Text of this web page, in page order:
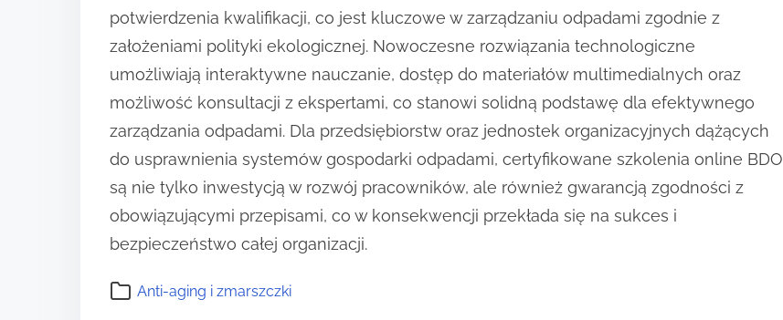
potwierdzenia kwalifikacji, co jest kluczowe w zarządzaniu odpadami zgodnie z
założeniami polityki ekologicznej. Nowoczesne rozwiązania technologiczne
umożliwiają interaktywne nauczanie, dostęp do materiałów multimedialnych oraz
możliwość konsultacji z ekspertami, co stanowi solidną podstawę dla efektywnego
zarządzania odpadami. Dla przedsiębiorstw oraz jednostek organizacyjnych dążących
do usprawnienia systemów gospodarki odpadami, certyfikowane szkolenia online BDO
są nie tylko inwestycją w rozwój pracowników, ale również gwarancją zgodności z
obowiązującymi przepisami, co w konsekwencji przekłada się na sukces i
bezpieczeństwo całej organizacji.
Anti-aging i zmarszczki